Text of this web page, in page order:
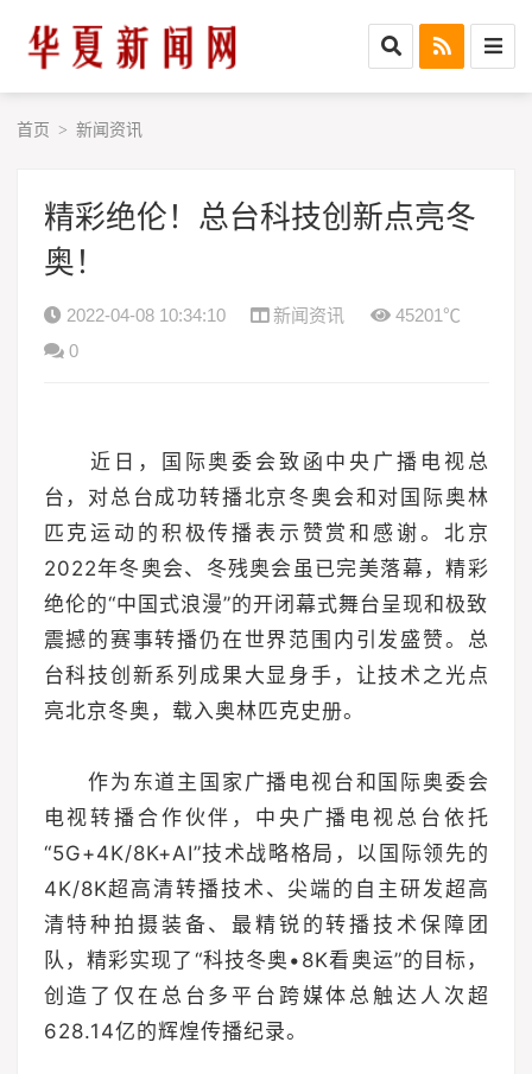
首页 > 新闻资讯
精彩绝伦！总台科技创新点亮冬
奥！
2022-04-08 10:34:10 新闻资讯
45201℃
0
近日，国际奥委会致函中央广播电视总
台，对总台成功转播北京冬奥会和对国际奥林
匹克运动的积极传播表示赞赏和感谢。北京
2022年冬奥会、冬残奥会虽已完美落幕，精彩
绝伦的“中国式浪漫”的开闭幕式舞台呈现和极致
震撼的赛事转播仍在世界范围内引发盛赞。总
台科技创新系列成果大显身手，让技术之光点
亮北京冬奥，载入奥林匹克史册。
作为东道主国家广播电视台和国际奥委会
电视转播合作伙伴，中央广播电视总台依托
“5G+4K/8K+AI”技术战略格局，以国际领先的
4K/8K超高清转播技术、尖端的自主研发超高
清特种拍摄装备、最精锐的转播技术保障团
队，精彩实现了“科技冬奥•8K看奥运”的目标，
创造了仅在总台多平台跨媒体总触达人次超
628.14亿的辉煌传播纪录。